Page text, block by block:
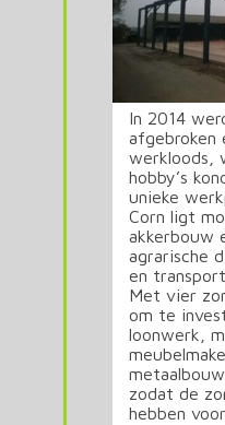
In 2014
afgebroken
werkloods,
hobby’s
unieke
Corn ligt
akkerbouw
agrarische
en
Met vier
om te
loonwerk,
zodat de
hebben